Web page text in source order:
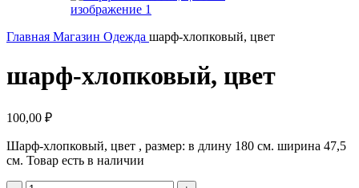
Главная Магазин Одежда шарф-хлопковый, цвет
шарф-хлопковый, цвет
100,00 ₽
Шарф-хлопковый, цвет , размер: в длину 180 см. ширина 47,5
см. Товар есть в наличии